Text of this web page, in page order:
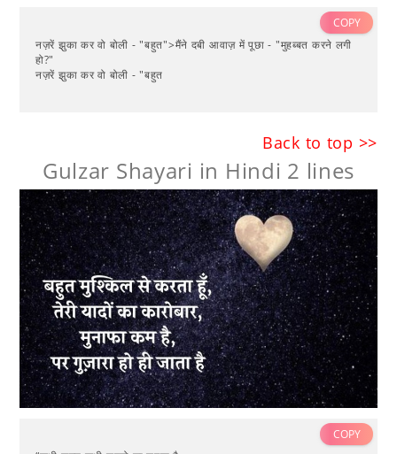
नज़रें झुका कर वो बोली - "बहुत">मैंने दबी आवाज़ में पूछा - "मुहब्बत करने लगी
हो?"
नज़रें झुका कर वो बोली - "बहुत
COPY
Back to top >>
Gulzar Shayari in Hindi 2 lines
COPY